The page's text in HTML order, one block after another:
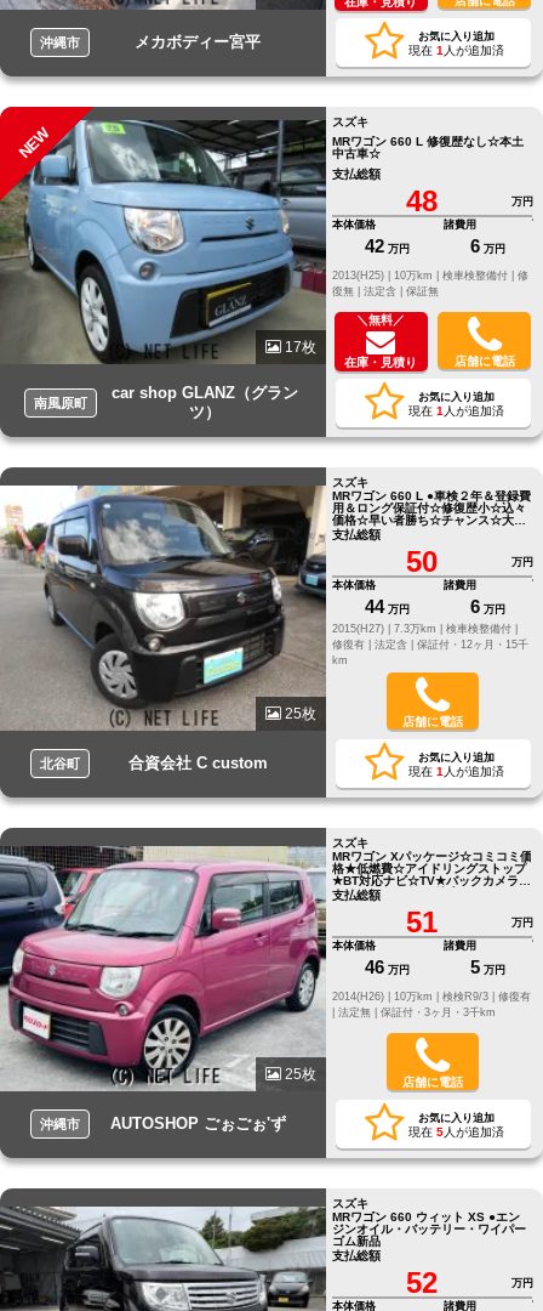
沖縄市 メカボディー宮平 お気に入り追加
現在 1 人が追加済
NEW
17枚
南風原町
car shop GLANZ（グラン
ツ）
スズキ
MRワゴン 660 L 修復歴なし☆本土
中古車☆
支払総額
48
万円
本体価格
42 万円
諸費用
6 万円
修
復無 | 法定含 | 保証無
＼無料／
在庫・見積り 店舗に電話
お気に入り追加
現在 1 人が追加済
25枚
北谷町 合資会社 C custom
スズキ
MRワゴン 660 L ●車検２年＆登録費
用＆ロング保証付☆修復歴小☆込々
価格☆早い者勝ち☆チャンス☆大チ
ャンス☆
支払総額
50
万円
本体価格
44 万円
諸費用
6 万円
2015(H27) |
7.3万km |
検車検整備付 |
修復有 | 法定含 | 保証付・12ヶ月・15千
km
店舗に電話
お気に入り追加
現在 1 人が追加済
25枚
沖縄市 AUTOSHOP ごぉごぉ'ず
スズキ
MRワゴン Xパッケージ☆コミコミ価
格★低燃費☆アイドリングストップ
★BT対応ナビ☆TV★バックカメラ☆
スマートキー★ ●●他店にてローン
NGだったお客様でもお気軽にご相
談ください●LINE ID[@oeu0051f]
支払総額
51
万円
本体価格
46 万円
諸費用
5 万円
修復有
法定無 | 保証付・3ヶ月・3千km
店舗に電話
お気に入り追加
現在 5人が追加済
スズキ
MRワゴン 660 ウィット XS ●エン
ジンオイル・バッテリー・ワイパー
ゴム新品
支払総額
52
万円
本体価格
諸費用